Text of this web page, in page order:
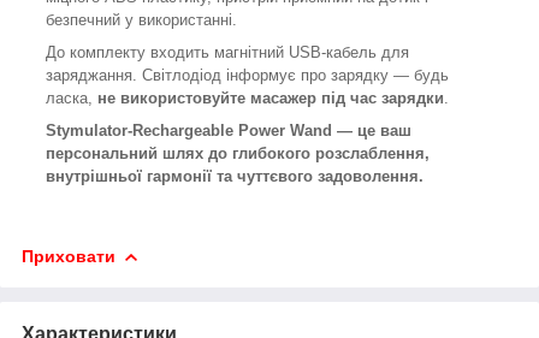
безпечний у використанні.
До комплекту входить магнітний USB-кабель для
заряджання. Світлодіод інформує про зарядку — будь
ласка, не використовуйте масажер під час зарядки.
Stymulator-Rechargeable Power Wand — це ваш
персональний шлях до глибокого розслаблення,
внутрішньої гармонії та чуттєвого задоволення.
Приховати